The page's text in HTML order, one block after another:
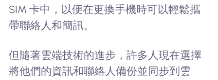
SIM 卡中，以便在更換手機時可以輕鬆攜
帶聯絡人和簡訊。
但隨著雲端技術的進步，許多人現在選擇
將他們的資訊和聯絡人備份並同步到雲